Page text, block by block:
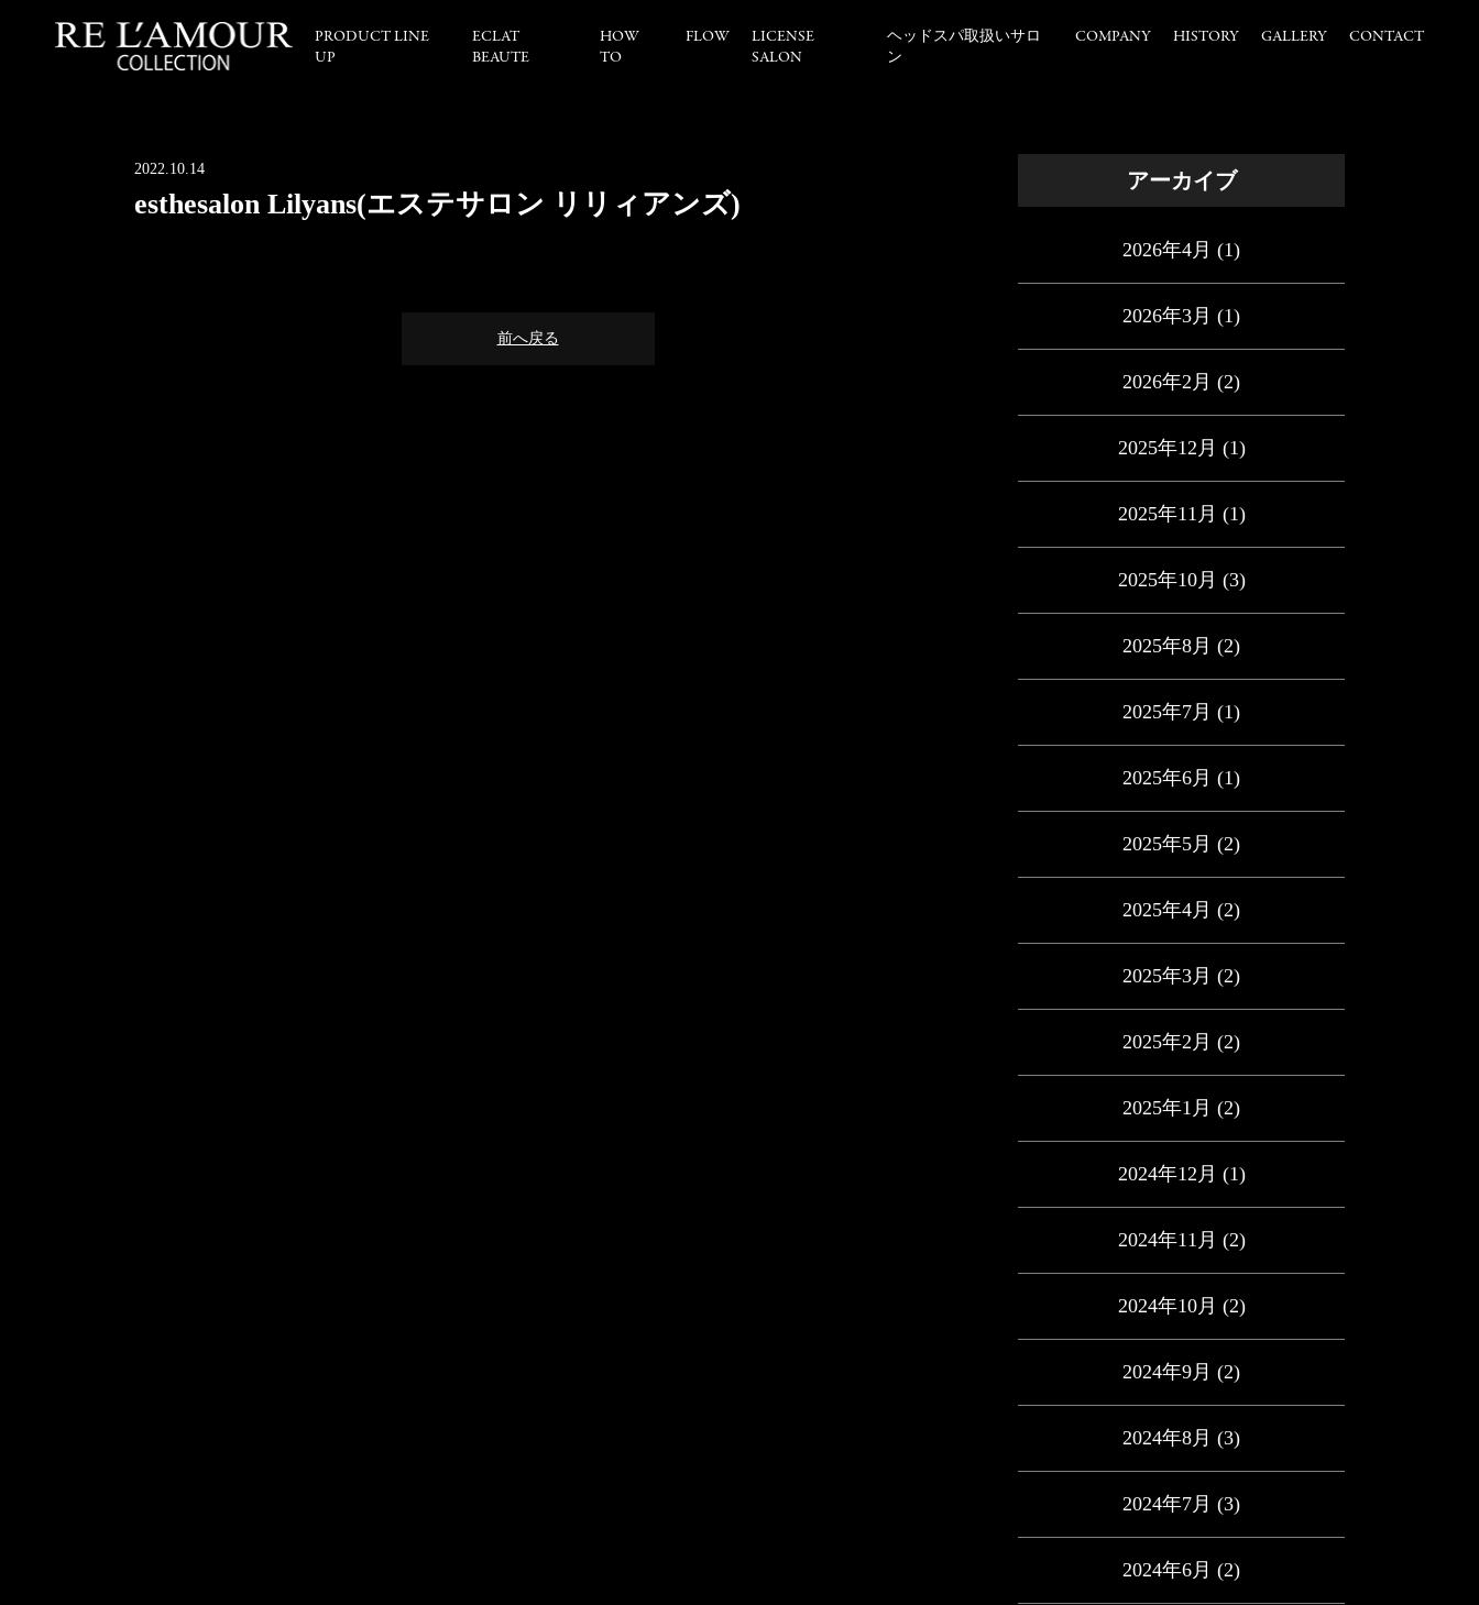
PRODUCT LINE
UP
ECLAT
BEAUTE
HOW
TO
FLOW
LICENSE
SALON
ヘッドスパ取扱いサロ
ン
COMPANY HISTORY GALLERY CONTACT
2022.10.14
esthesalon Lilyans(エステサロン リリィアンズ)
前へ戻る
アーカイブ
2026年4月 (1)
2026年3月 (1)
2026年2月 (2)
2025年12月 (1)
2025年11月 (1)
2025年10月 (3)
2025年8月 (2)
2025年7月 (1)
2025年6月 (1)
2025年5月 (2)
2025年4月 (2)
2025年3月 (2)
2025年2月 (2)
2025年1月 (2)
2024年12月 (1)
2024年11月 (2)
2024年10月 (2)
2024年9月 (2)
2024年8月 (3)
2024年7月 (3)
2024年6月 (2)